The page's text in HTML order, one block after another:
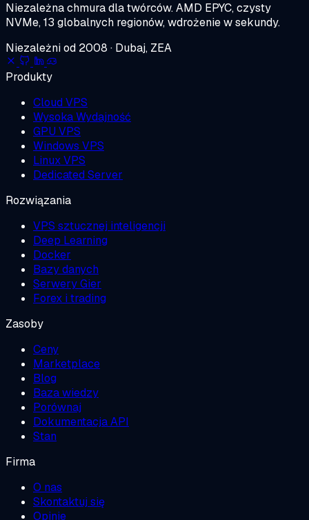
Niezależna chmura dla twórców.AMD EPYC, czysty
NVMe, 13 globalnych regionów, wdrożenie w sekundy.
Niezależni od 2008 · Dubaj, ZEA
Produkty
Cloud VPS
Wysoka Wydajność
GPU VPS
Windows VPS
Linux VPS
Dedicated Server
Rozwiązania
VPS sztucznej inteligencji
Deep Learning
Docker
Bazy danych
Serwery Gier
Forex i trading
Zasoby
Ceny
Marketplace
Blog
Baza wiedzy
Porównaj
Dokumentacja API
Stan
Firma
O nas
Skontaktuj się
Opinie